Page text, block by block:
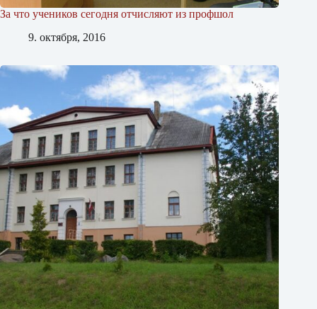
За что учеников сегодня отчисляют из профшол
9. октября, 2016